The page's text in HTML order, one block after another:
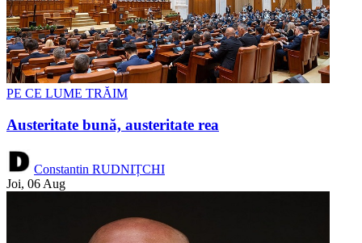
PE CE LUME TRĂIM
Austeritate bună, austeritate rea
Constantin RUDNIȚCHI
Joi, 06 Aug